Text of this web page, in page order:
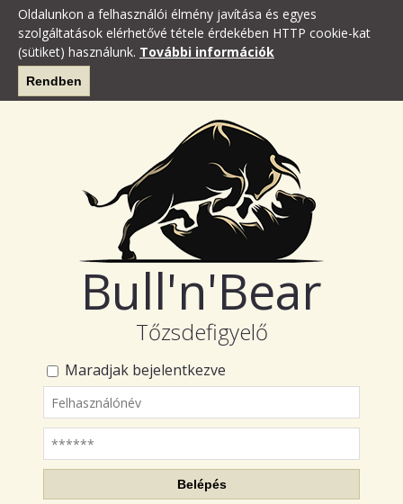
Oldalunkon a felhasználói élmény javítása és egyes
szolgáltatások elérhetővé tétele érdekében HTTP cookie-kat
(sütiket) használunk. További információk
Rendben
Bull'n'Bear
Tőzsdefigyelő
Maradjak bejelentkezve
Felhasználónév
Jelszó
Belépés